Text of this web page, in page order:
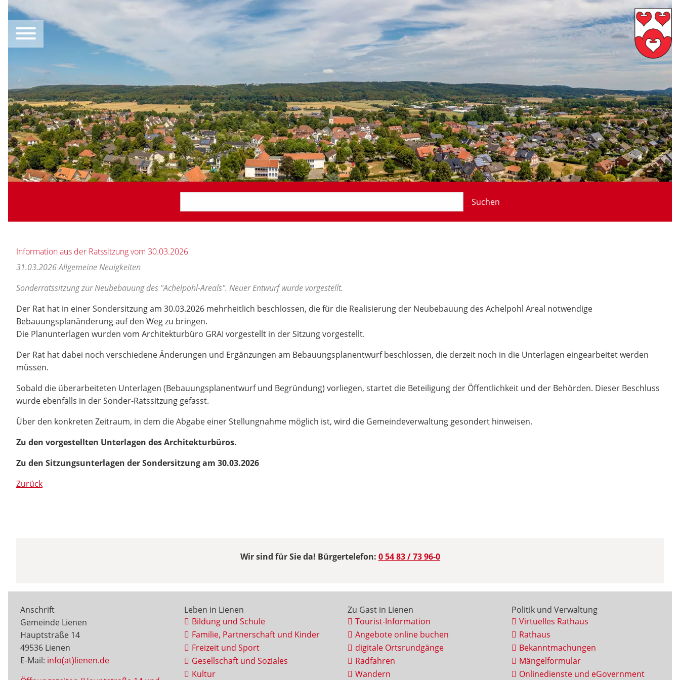
Suchen
Information aus der Ratssitzung vom 30.03.2026
31.03.2026Allgemeine Neuigkeiten
Sonderratssitzung zur Neubebauung des "Achelpohl-Areals". Neuer Entwurf wurde vorgestellt.
Der Rat hat in einer Sondersitzung am 30.03.2026 mehrheitlich beschlossen, die für die Realisierung der Neubebauung des Achelpohl Areal notwendige
Bebauungsplanänderung auf den Weg zu bringen.
Die Planunterlagen wurden vom Architekturbüro GRAI vorgestellt in der Sitzung vorgestellt.
Der Rat hat dabei noch verschiedene Änderungen und Ergänzungen am Bebauungsplanentwurf beschlossen, die derzeit noch in die Unterlagen eingearbeitet werden
müssen.
Sobald die überarbeiteten Unterlagen (Bebauungsplanentwurf und Begründung) vorliegen, startet die Beteiligung der Öffentlichkeit und der Behörden. Dieser Beschluss
wurde ebenfalls in der Sonder-Ratssitzung gefasst.
Über den konkreten Zeitraum, in dem die Abgabe einer Stellungnahme möglich ist, wird die Gemeindeverwaltung gesondert hinweisen.
Zu den vorgestellten Unterlagen des Architekturbüros.
Zu den Sitzungsunterlagen der Sondersitzung am 30.03.2026
Zurück
Wir sind für Sie da! Bürgertelefon: 0 54 83 / 73 96-0
Anschrift
Gemeinde Lienen
Hauptstraße 14
49536 Lienen
E-Mail: info(at)lienen.de
Leben in Lienen
Bildung und Schule
Familie, Partnerschaft und Kinder
Freizeit und Sport
Gesellschaft und Soziales
Kultur
Zu Gast in Lienen
Tourist-Information
Angebote online buchen
digitale Ortsrundgänge
Radfahren
Wandern
Politik und Verwaltung
Virtuelles Rathaus
Rathaus
Bekanntmachungen
Mängelformular
Onlinedienste und eGovernment